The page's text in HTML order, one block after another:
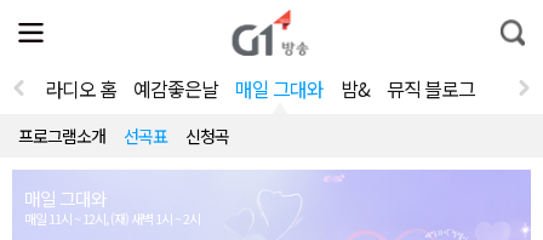
전
체
뉴
열
통
합
라디오 홈 예감좋은날 매일 그대와 밤& 뮤직 블로그
프로그램소개 선곡표 신청곡
매일 그대와
매일 11시 ~ 12시, (재) 새벽 1시 ~ 2시